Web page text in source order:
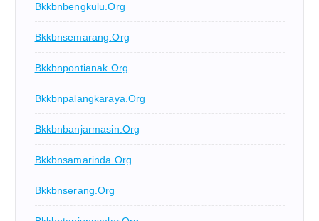
Bkkbnbengkulu.org
Bkkbnsemarang.org
Bkkbnpontianak.org
Bkkbnpalangkaraya.org
Bkkbnbanjarmasin.org
Bkkbnsamarinda.org
Bkkbnserang.org